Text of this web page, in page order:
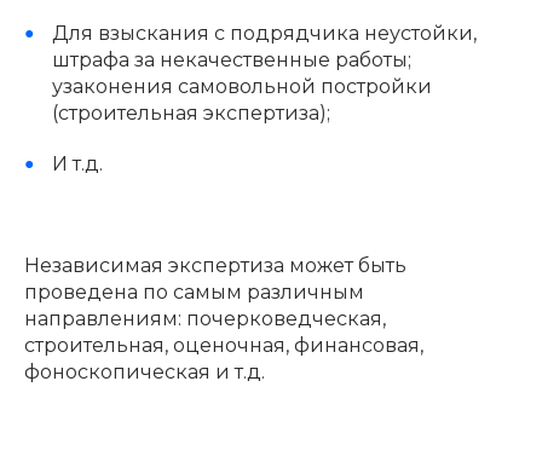
Для взыскания с подрядчика неустойки,
штрафа за некачественные работы;
узаконения самовольной постройки
(строительная экспертиза);
И т.д.
Независимая экспертиза может быть
проведена по самым различным
направлениям: почерковедческая,
строительная, оценочная, финансовая,
фоноскопическая и т.д.